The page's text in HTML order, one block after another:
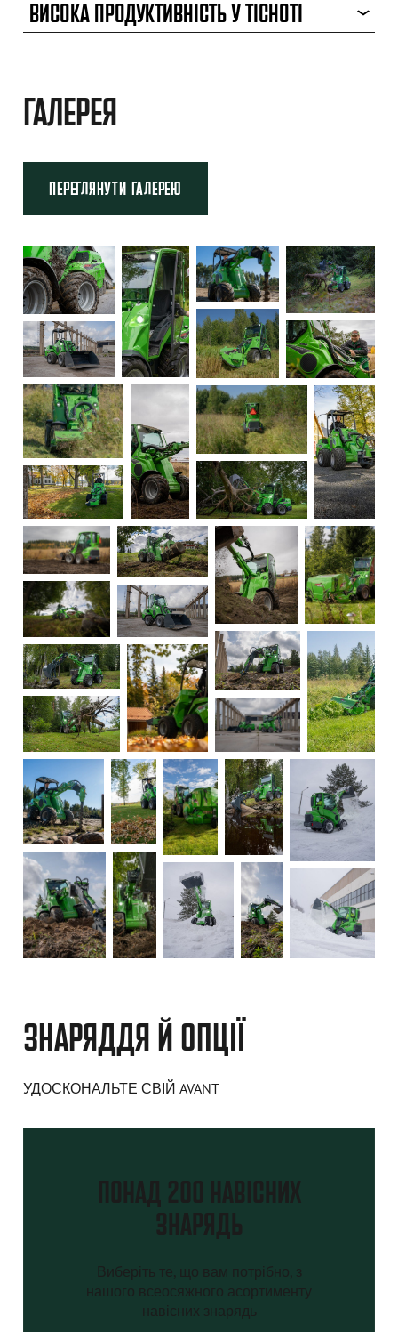
ВИСОКА ПРОДУКТИВНІСТЬ У ТІСНОТІ
ГАЛЕРЕЯ
ПЕРЕГЛЯНУТИ ГАЛЕРЕЮ
ЗНАРЯДДЯ Й ОПЦІЇ
УДОСКОНАЛЬТЕ СВІЙ AVANT
ПОНАД 200 НАВІСНИХ
ЗНАРЯДЬ
Виберіть те, що вам потрібно, з
нашого всеосяжного асортименту
навісних знарядь